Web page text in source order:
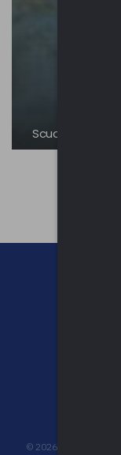
Scuderia Villa
© 2026UPEL Unione